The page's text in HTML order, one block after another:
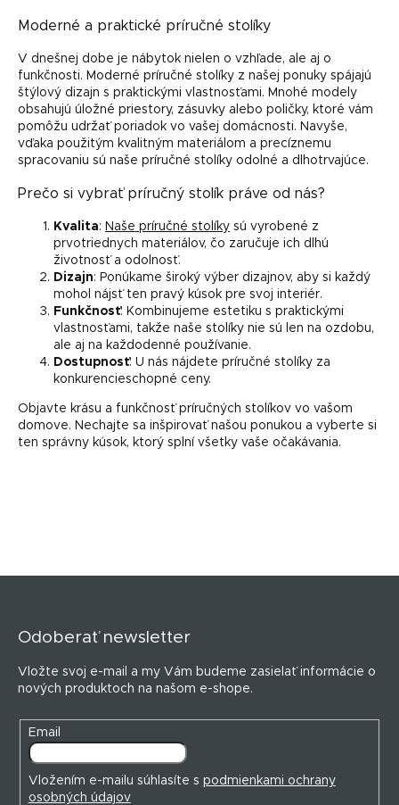
Moderné a praktické príručné stolíky
V dnešnej dobe je nábytok nielen o vzhľade, ale aj o
funkčnosti. Moderné príručné stolíky z našej ponuky spájajú
štýlový dizajn s praktickými vlastnosťami. Mnohé modely
obsahujú úložné priestory, zásuvky alebo poličky, ktoré vám
pomôžu udržať poriadok vo vašej domácnosti. Navyše,
vďaka použitým kvalitným materiálom a precíznemu
spracovaniu sú naše príručné stolíky odolné a dlhotrvajúce.
Prečo si vybrať príručný stolík práve od nás?
Kvalita: Naše príručné stolíky sú vyrobené z
prvotriednych materiálov, čo zaručuje ich dlhú
životnosť a odolnosť.
Dizajn: Ponúkame široký výber dizajnov, aby si každý
mohol nájsť ten pravý kúsok pre svoj interiér.
Funkčnosť: Kombinujeme estetiku s praktickými
vlastnosťami, takže naše stolíky nie sú len na ozdobu,
ale aj na každodenné používanie.
Dostupnosť: U nás nájdete príručné stolíky za
konkurencieschopné ceny.
Objavte krásu a funkčnosť príručných stolíkov vo vašom
domove. Nechajte sa inšpirovať našou ponukou a vyberte si
ten správny kúsok, ktorý splní všetky vaše očakávania.
Odoberať newsletter
Vložte svoj e-mail a my Vám budeme zasielať informácie o
nových produktoch na našom e-shope.
Email
Vložením e-mailu súhlasíte s podmienkami ochrany
osobných údajov